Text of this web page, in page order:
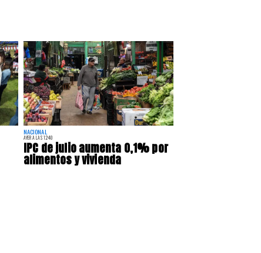
NACIONAL
AYER A LAS 12:40
IPC de julio aumenta 0,1% por
alimentos y vivienda